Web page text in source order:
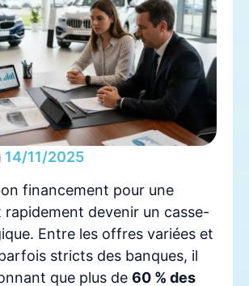
14/11/2025
financement pour une
devenir un casse-
Entre les offres variées et
stricts des banques, il
que plus de 60 % des